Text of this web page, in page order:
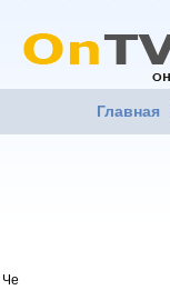
Главная
Че